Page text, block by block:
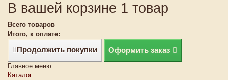
В вашей корзине 1 товар
Всего товаров
Итого, к оплате:
Продолжить покупки Оформить заказ
Главное меню
Каталог